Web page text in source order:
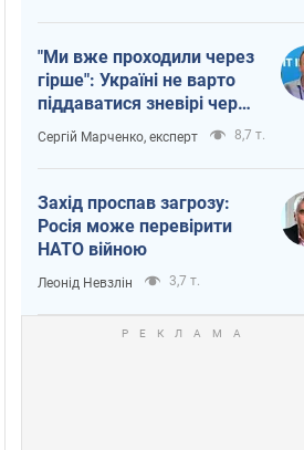
"Ми вже проходили через
гірше": Україні не варто
піддаватися зневірі через
ракетний терор
Сергій Марченко, експерт 8,7 т.
Захід проспав загрозу:
Росія може перевірити
НАТО війною
Леонід Невзлін 3,7 т.